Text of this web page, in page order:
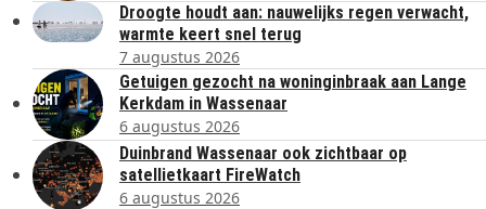
Droogte houdt aan: nauwelijks regen verwacht,
warmte keert snel terug
7 augustus 2026
Getuigen gezocht na woninginbraak aan Lange
Kerkdam in Wassenaar
6 augustus 2026
Duinbrand Wassenaar ook zichtbaar op
satellietkaart FireWatch
6 augustus 2026